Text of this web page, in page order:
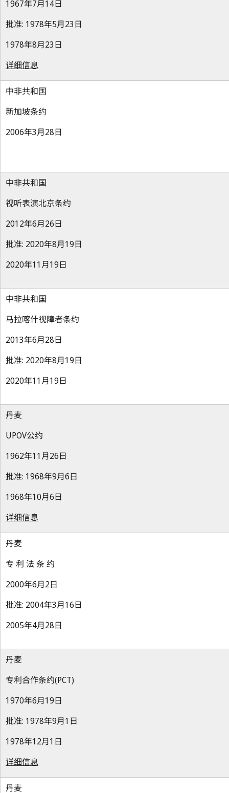
1967年7月14日
批准: 1978年5月23日
1978年8月23日
详细信息
中非共和国
新加坡条约
2006年3月28日
中非共和国
视听表演北京条约
2012年6月26日
批准: 2020年8月19日
2020年11月19日
中非共和国
马拉喀什视障者条约
2013年6月28日
批准: 2020年8月19日
2020年11月19日
丹麦
UPOV公约
1962年11月26日
批准: 1968年9月6日
1968年10月6日
详细信息
丹麦
专 利 法 条 约
2000年6月2日
批准: 2004年3月16日
2005年4月28日
丹麦
专利合作条约(PCT)
1970年6月19日
批准: 1978年9月1日
1978年12月1日
详细信息
丹麦